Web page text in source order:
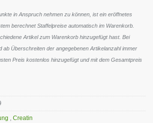
in Anspruch nehmen zu können, ist ein eröffnetes
berechnet Staffelpreise automatisch im Warenkorb.
Artikel zum Warenkorb hinzugefügt hast. Bei
ab Überschreiten der angegebenen Artikelanzahl immer
Preis kostenlos hinzugefügt und mit dem Gesamtpreis
, Creatin